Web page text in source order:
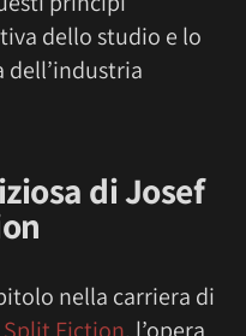
dello studio e lo
di Josef
nella carriera di
Split Fiction, l’opera